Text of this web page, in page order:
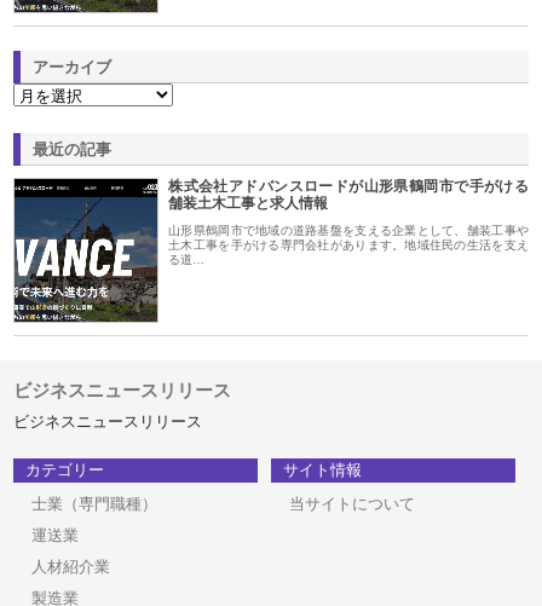
アーカイブ
最近の記事
株式会社アドバンスロードが山形県鶴岡市で手がける
舗装土木工事と求人情報
山形県鶴岡市で地域の道路基盤を支える企業として、舗装工事や
土木工事を手がける専門会社があります。地域住民の生活を支え
る道…
ビジネスニュースリリース
ビジネスニュースリリース
カテゴリー
士業（専門職種）
運送業
人材紹介業
製造業
サイト情報
当サイトについて